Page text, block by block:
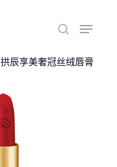
拱辰享美奢冠丝绒唇膏